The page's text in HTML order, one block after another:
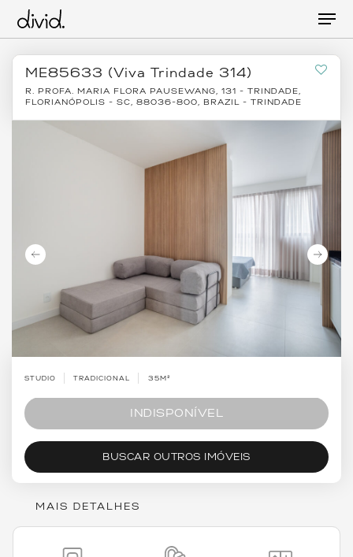
main
content
ME85633 (Viva Trindade 314)
R. PROFA. MARIA FLORA PAUSEWANG, 131 - TRINDADE,
FLORIANÓPOLIS - SC, 88036-800, BRAZIL - TRINDADE
STUDIO TRADICIONAL 35M²
INDISPONÍVEL
BUSCAR OUTROS IMÓVEIS
MAIS DETALHES